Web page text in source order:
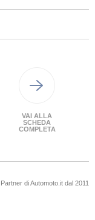
VAI ALLA
SCHEDA
COMPLETA
Partner di Automoto.it dal 2011